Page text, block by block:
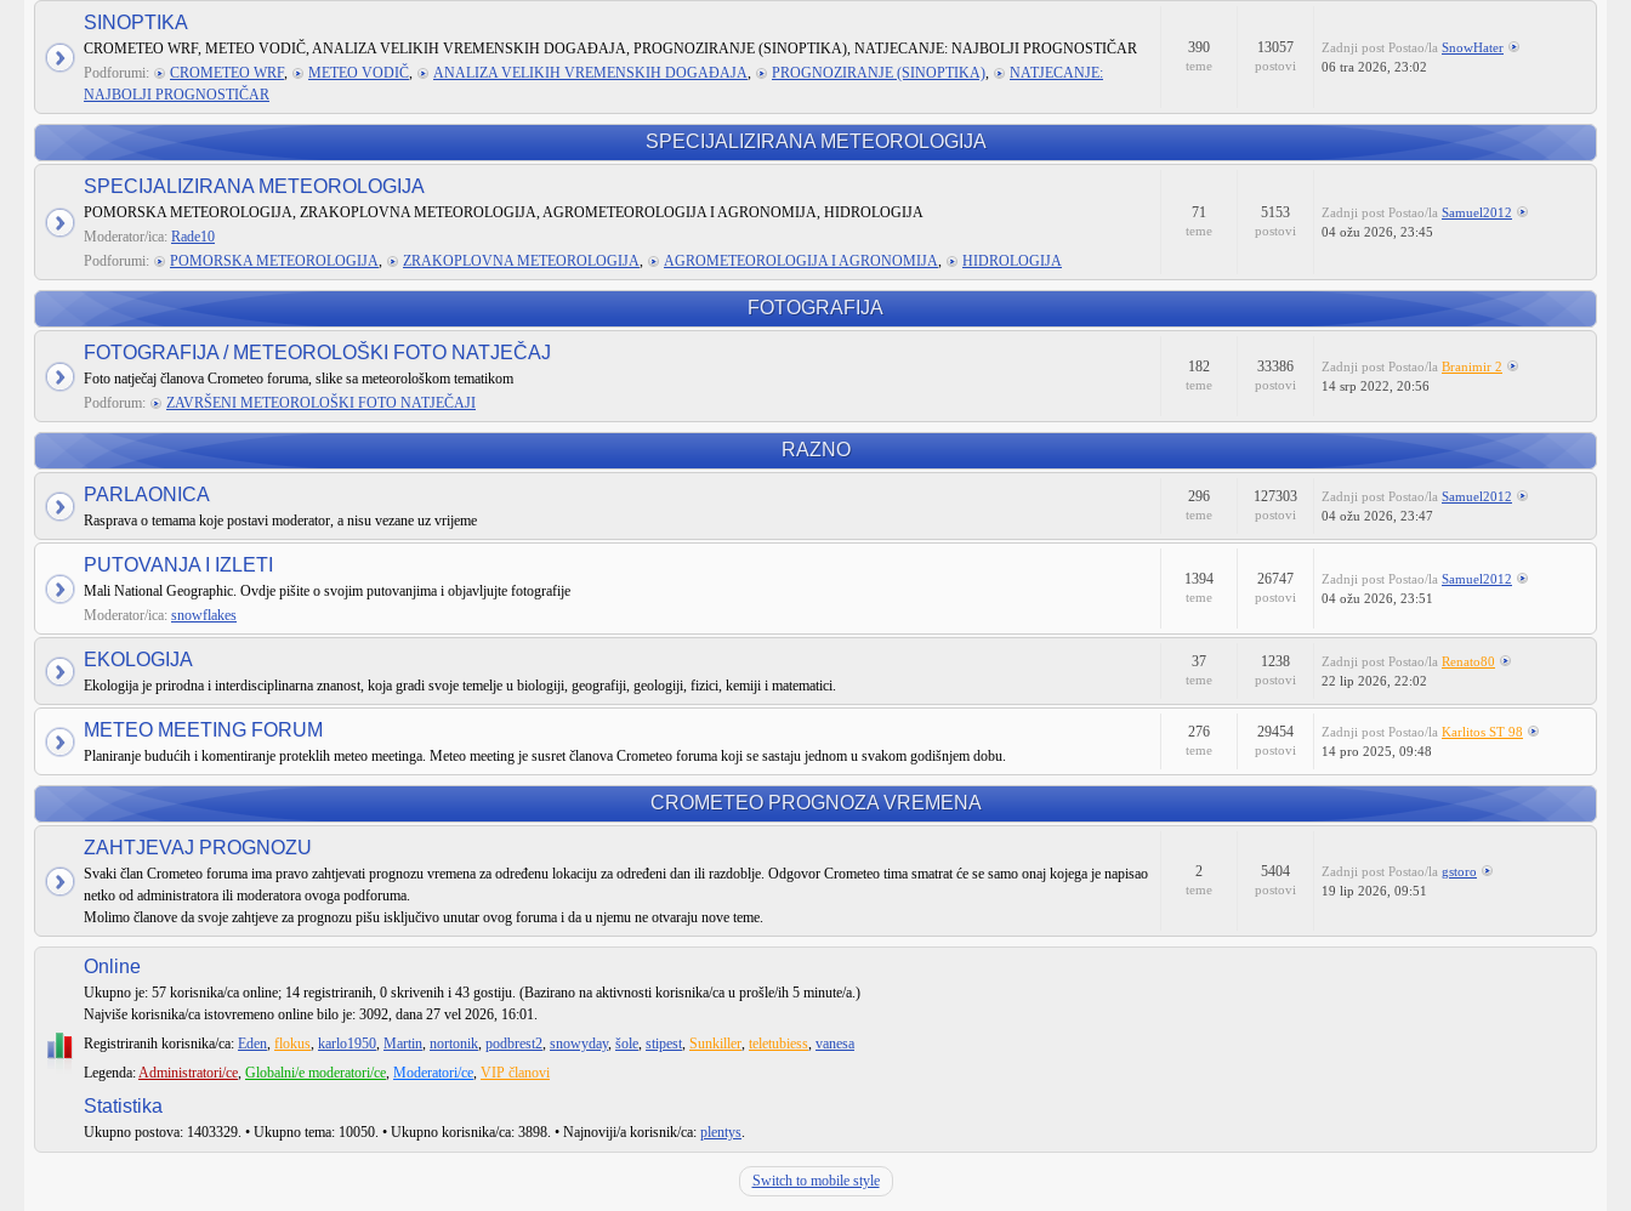
SINOPTIKA
CROMETEO WRF, METEO VODIČ, ANALIZA VELIKIH VREMENSKIH DOGAĐAJA, PROGNOZIRANJE (SINOPTIKA), NATJECANJE: NAJBOLJI PROGNOSTIČAR
Podforumi:
CROMETEO WRF, METEO VODIČ, ANALIZA VELIKIH VREMENSKIH DOGAĐAJA, PROGNOZIRANJE (SINOPTIKA),
NATJECANJE:
NAJBOLJI PROGNOSTIČAR
390
teme
13057
postovi
Zadnji post Postao/la SnowHater
06 tra 2026, 23:02
SPECIJALIZIRANA METEOROLOGIJA
SPECIJALIZIRANA METEOROLOGIJA
POMORSKA METEOROLOGIJA, ZRAKOPLOVNA METEOROLOGIJA, AGROMETEOROLOGIJA I AGRONOMIJA, HIDROLOGIJA
Moderator/ica: Rade10
Podforumi:
POMORSKA METEOROLOGIJA, ZRAKOPLOVNA METEOROLOGIJA, AGROMETEOROLOGIJA I AGRONOMIJA, HIDROLOGIJA
71
teme
5153
postovi
Zadnji post Postao/la Samuel2012
04 ožu 2026, 23:45
FOTOGRAFIJA
FOTOGRAFIJA / METEOROLOŠKI FOTO NATJEČAJ
Foto natječaj članova Crometeo foruma, slike sa meteorološkom tematikom
Podforum:
ZAVRŠENI METEOROLOŠKI FOTO NATJEČAJI
182
teme
33386
postovi
Zadnji post Postao/la Branimir 2
14 srp 2022, 20:56
RAZNO
PARLAONICA
Rasprava o temama koje postavi moderator, a nisu vezane uz vrijeme
296
teme
127303
postovi
Zadnji post Postao/la Samuel2012
04 ožu 2026, 23:47
PUTOVANJA I IZLETI
Mali National Geographic. Ovdje pišite o svojim putovanjima i objavljujte fotografije
Moderator/ica: snowflakes
1394
teme
26747
postovi
Zadnji post Postao/la Samuel2012
04 ožu 2026, 23:51
EKOLOGIJA
Ekologija je prirodna i interdisciplinarna znanost, koja gradi svoje temelje u biologiji, geografiji, geologiji, fizici, kemiji i matematici.
37
teme
1238
postovi
Zadnji post Postao/la Renato80
22 lip 2026, 22:02
METEO MEETING FORUM
Planiranje budućih i komentiranje proteklih meteo meetinga. Meteo meeting je susret članova Crometeo foruma koji se sastaju jednom u svakom godišnjem dobu.
276
teme
29454
postovi
Zadnji post Postao/la Karlitos ST 98
14 pro 2025, 09:48
CROMETEO PROGNOZA VREMENA
ZAHTJEVAJ PROGNOZU
Svaki član Crometeo foruma ima pravo zahtjevati prognozu vremena za određenu lokaciju za određeni dan ili razdoblje. Odgovor Crometeo tima smatrat će se samo onaj kojega je napisao
netko od administratora ili moderatora ovoga podforuma.
Molimo članove da svoje zahtjeve za prognozu pišu isključivo unutar ovog foruma i da u njemu ne otvaraju nove teme.
2
teme
5404
postovi
Zadnji post Postao/la gstoro
19 lip 2026, 09:51
Online
Ukupno je: 57 korisnika/ca online; 14 registriranih, 0 skrivenih i 43 gostiju. (Bazirano na aktivnosti korisnika/ca u prošle/ih 5 minute/a.)
Najviše korisnika/ca istovremeno online bilo je: 3092, dana 27 vel 2026, 16:01.
Registriranih korisnika/ca: Eden, flokus, karlo1950, Martin, nortonik, podbrest2, snowyday, šole, stipest, Sunkiller, teletubiess, vanesa
Legenda:Administratori/ce, Globalni/e moderatori/ce, Moderatori/ce, VIP članovi
Statistika
Ukupno postova: 1403329. • Ukupno tema: 10050. • Ukupno korisnika/ca: 3898. • Najnoviji/a korisnik/ca: plentys.
Switch to mobile style